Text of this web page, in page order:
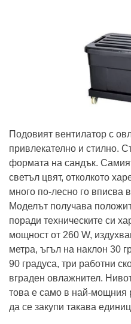
Подовият вентилатор с
привлекателно и стилно.
формата на сандък.
светъл цвят, отколкото
много по-лесно го вписва
Моделът получава
поради техническите си
мощност от 260 W,
метра, ъгъл на наклон 30
90 градуса, три работни
вграден овлажнител.
това е само в най-
да се закупи такава